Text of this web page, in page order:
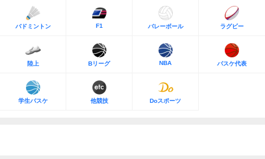
バドミントン F1 バレーボール ラグビー
陸上 Bリーグ NBA バスケ代表
学生バスケ 他競技 Doスポーツ